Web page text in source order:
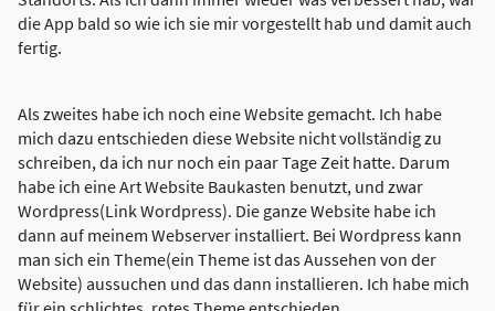
die App bald so wie ich sie mir vorgestellt hab und damit auch
fertig.
Als zweites habe ich noch eine Website gemacht. Ich habe
mich dazu entschieden diese Website nicht vollständig zu
schreiben, da ich nur noch ein paar Tage Zeit hatte. Darum
habe ich eine Art Website Baukasten benutzt, und zwar
Wordpress(Link Wordpress). Die ganze Website habe ich
dann auf meinem Webserver installiert. Bei Wordpress kann
man sich ein Theme(ein Theme ist das Aussehen von der
Website) aussuchen und das dann installieren. Ich habe mich